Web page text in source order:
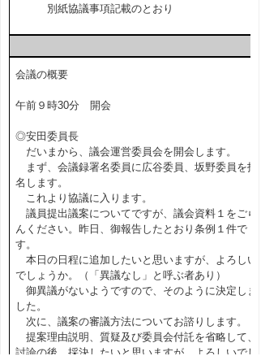
別紙協議事項記載のとおり
会議の概要
午前９時30分 開会
◎安田委員長
だいまから、議会運営委員会を開会します。
まず、会議録署名委員に広谷委員、坂野委員を指
名します。
これより協議に入ります。
議員提出議案についてですが、議会資料１をごら
んください。昨日、御報告したとおり条例１件で
す。
本日の日程に追加したいと思いますが、よろしい
でしょうか。（「異議なし」と呼ぶ者あり）
御異議がないようですので、そのように決定しま
した。
次に、議案の審議方法についてお諮りします。
提案理由説明、質疑及び委員会付託を省略して、
討論の後、採決したいと思いますが、よろしいでし